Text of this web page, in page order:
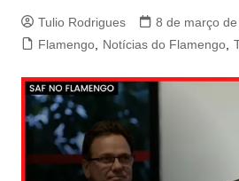
Tulio Rodrigues
8 de março
Flamengo, Notícias do Flamengo,